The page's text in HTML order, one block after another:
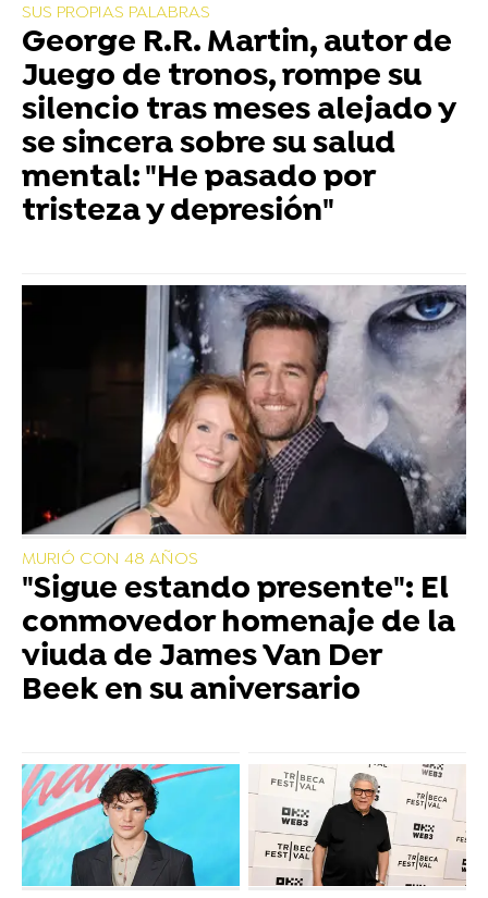
SUS PROPIAS PALABRAS
George R.R. Martin, autor de
Juego de tronos, rompe su
silencio tras meses alejado y
se sincera sobre su salud
mental: "He pasado por
tristeza y depresión"
MURIÓ CON 48 AÑOS
"Sigue estando presente": El
conmovedor homenaje de la
viuda de James Van Der
Beek en su aniversario